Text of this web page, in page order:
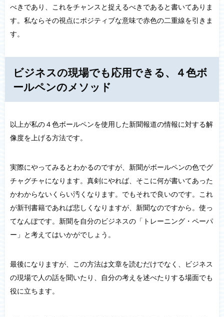
べきであり、これをチャンスと捉えるべきであると書いてありま
す。私ならその視点にポジティブな意味で赤色の二重線を引きま
す。
ビジネスの現場でも応用できる、４色ボ
ールペンのメソッド
以上が私の４色ボールペンを使用した新聞報道の情報に対する解
像度を上げる方法です。
実際にやってみるとわかるのですが、新聞がボールペンの色でグ
チャグチャになります。真剣にやれば、そこに何が書いてあった
かわからないくらい汚くなります。でもそれで良いのです。これ
が新刊書籍であれば悲しくなりますが、新聞なのですから。使っ
てなんぼです。新聞を自分のビジネスの「トレーニング・ペーパ
ー」と考えてはいかがでしょう。
最後になりますが、この方法は文章を読むだけでなく、ビジネス
の現場で人の話を聞いたり、自分の考えを述べたりする場面でも
役に立ちます。